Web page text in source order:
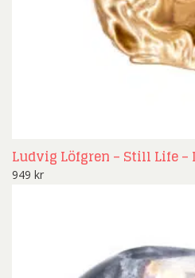
Ludvig Löfgren – Still Life
949 kr